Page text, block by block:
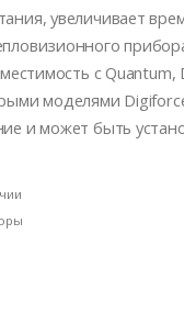
увеличивает
с Quantum,
моделями
и может быть